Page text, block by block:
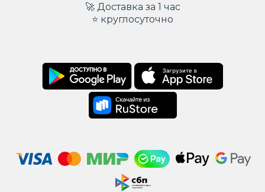
🚀 Доставка за 1 час
⭐ круглосуточно